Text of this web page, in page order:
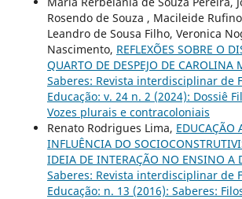
Rosendo de Souza , Macileide
Leandro de Sousa Filho, Veronica
Nascimento, REFLEXÕES SOBRE O
QUARTO DE DESPEJO DE CAROLINA
Saberes: Revista interdisciplinar de
Educação: v. 24 n. 2 (2024): Dossiê
Vozes plurais e contracoloniais
Renato Rodrigues Lima, EDUCAÇÃO
INFLUÊNCIA DO
IDEIA DE INTERAÇÃO NO ENSINO A
Saberes: Revista interdisciplinar de
Educação: n. 13 (2016): Saberes: